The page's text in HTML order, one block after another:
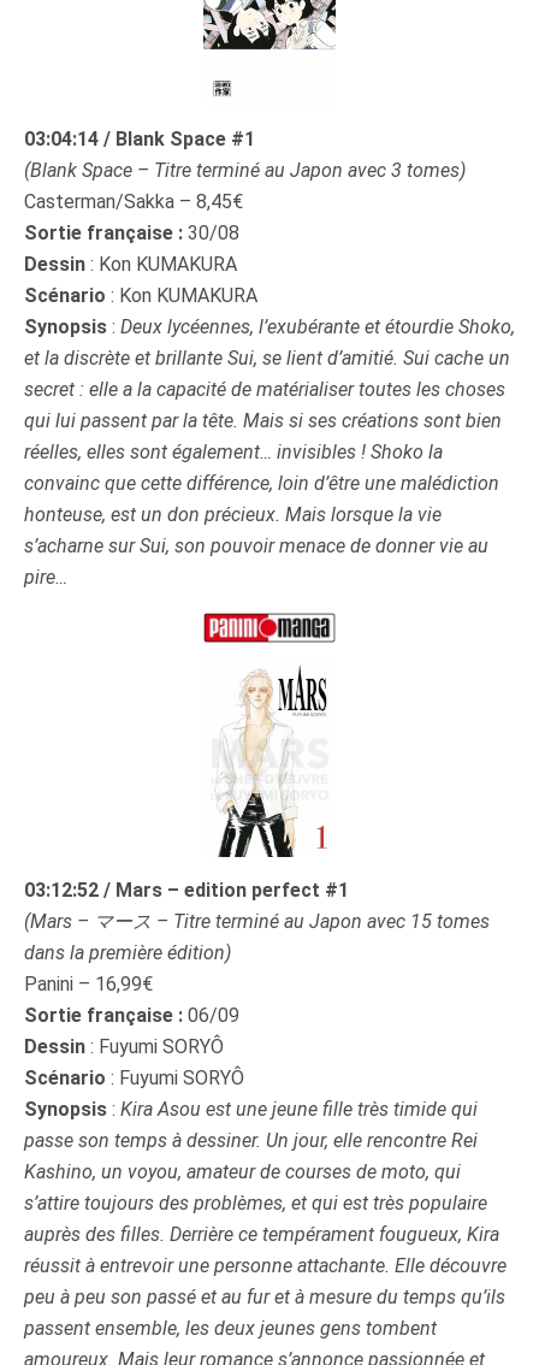
03:04:14 / Blank Space #1
(Blank Space – Titre terminé au Japon avec 3 tomes)
Casterman/Sakka – 8,45€
Sortie française : 30/08
Dessin : Kon KUMAKURA
Scénario : Kon KUMAKURA
Synopsis : Deux lycéennes, l’exubérante et étourdie Shoko,
et la discrète et brillante Sui, se lient d’amitié. Sui cache un
secret : elle a la capacité de matérialiser toutes les choses
qui lui passent par la tête. Mais si ses créations sont bien
réelles, elles sont également… invisibles ! Shoko la
convainc que cette différence, loin d’être une malédiction
honteuse, est un don précieux. Mais lorsque la vie
s’acharne sur Sui, son pouvoir menace de donner vie au
pire…
03:12:52 / Mars – edition perfect #1
(Mars – マース – Titre terminé au Japon avec 15 tomes
dans la première édition)
Panini – 16,99€
Sortie française : 06/09
Dessin : Fuyumi SORYÔ
Scénario : Fuyumi SORYÔ
Synopsis : Kira Asou est une jeune fille très timide qui
passe son temps à dessiner. Un jour, elle rencontre Rei
Kashino, un voyou, amateur de courses de moto, qui
s’attire toujours des problèmes, et qui est très populaire
auprès des filles. Derrière ce tempérament fougueux, Kira
réussit à entrevoir une personne attachante. Elle découvre
peu à peu son passé et au fur et à mesure du temps qu’ils
passent ensemble, les deux jeunes gens tombent
amoureux. Mais leur romance s’annonce passionnée et